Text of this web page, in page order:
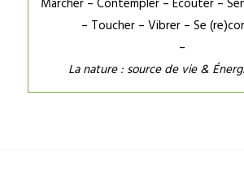
– Toucher – Vibrer – Se
–
La nature : source de vie &